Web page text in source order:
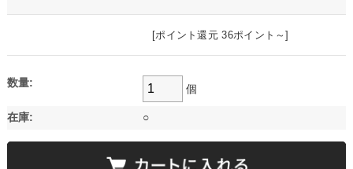
[ポイント還元 36ポイント～]
数量:
個
在庫: ○